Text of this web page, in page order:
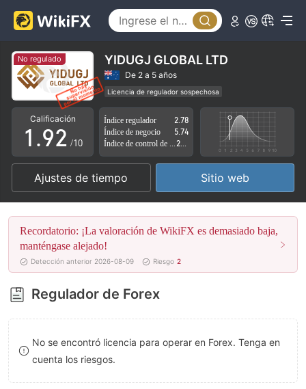
No regulado YIDUGJ GLOBAL LTD
De 2 a 5 años
Licencia de regulador sospechosa
Zona de negocio sospechoso
Riesgo potencial alto
Calificación
0
1
2
3
4
5
6
7
8
9
.
5
6
7
8
9
0
1
2
3
4
5
6
7
8
9
/10
Índice regulador
2.78
Índice de negocio
5.74
Ajustes de tiempo Sitio web
Recordatorio: ¡La valoración de WikiFX es demasiado baja,
manténgase alejado!
Detección anterior 2026-08-09 Riesgo 2
Regulador de Forex
No se encontró licencia para operar en Forex. Tenga en
cuenta los riesgos.